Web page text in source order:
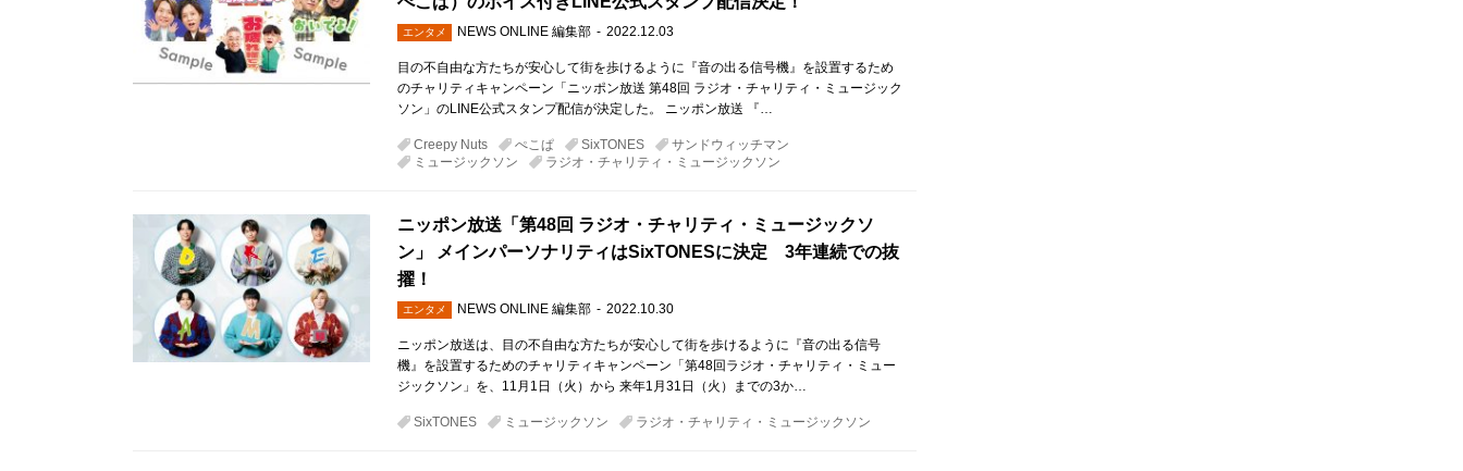
エンタメ NEWS ONLINE 編集部 2022.12.03
目の不自由な方たちが安心して街を歩けるように『音の出る信号機』を設置するため
のチャリティキャンペーン「ニッポン放送 第48回 ラジオ・チャリティ・ミュージック
ソン」のLINE公式スタンプ配信が決定した。 ニッポン放送 『…
Creepy Nuts ぺこぱ SixTONES
サンドウィッチマン
ミュージックソン
ラジオ・チャリティ・ミュージックソン
ニッポン放送「第48回 ラジオ・チャリティ・ミュージックソ
ン」 メインパーソナリティはSixTONESに決定 3年連続での抜
擢！
エンタメ NEWS ONLINE 編集部 2022.10.30
ニッポン放送は、目の不自由な方たちが安心して街を歩けるように『音の出る信号
機』を設置するためのチャリティキャンペーン「第48回ラジオ・チャリティ・ミュー
ジックソン」を、11月1日（火）から 来年1月31日（火）までの3か…
SixTONES ミュージックソン ラジオ・チャリティ・ミュージックソン